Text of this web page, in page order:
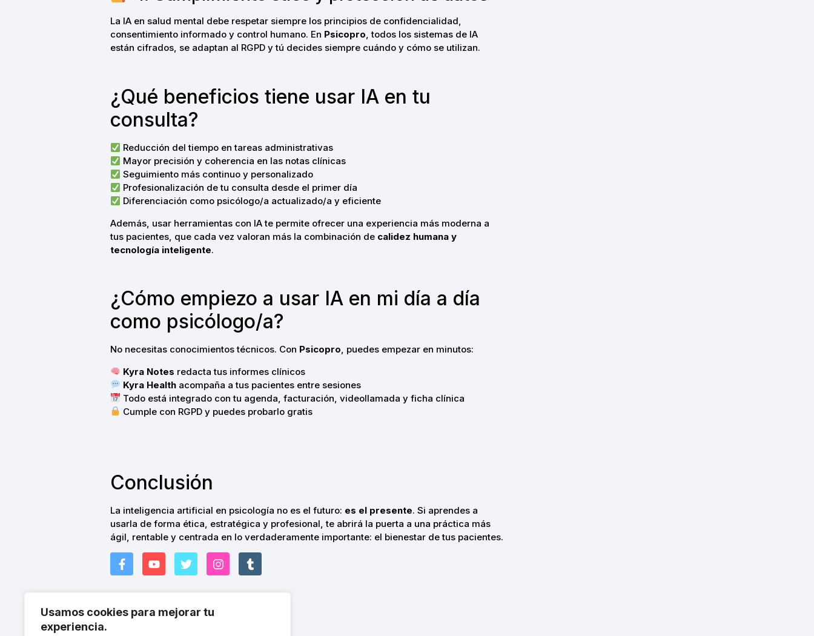
Usamos cookies para mejorar tu
experiencia.
La IA en salud mental debe respetar siempre los principios de confidencialidad,
consentimiento informado y control humano. En Psicopro, todos los sistemas de IA
están cifrados, se adaptan al RGPD y tú decides siempre cuándo y cómo se utilizan.
¿Qué beneficios tiene usar IA en tu
consulta?
Reducción del tiempo en tareas administrativas
Mayor precisión y coherencia en las notas clínicas
Seguimiento más continuo y personalizado
Profesionalización de tu consulta desde el primer día
Diferenciación como psicólogo/a actualizado/a y eficiente
Además, usar herramientas con IA te permite ofrecer una experiencia más moderna a
tus pacientes, que cada vez valoran más la combinación de calidez humana y
tecnología inteligente.
¿Cómo empiezo a usar IA en mi día a día
como psicólogo/a?
No necesitas conocimientos técnicos. Con Psicopro, puedes empezar en minutos:
Kyra Notes redacta tus informes clínicos
Kyra Health acompaña a tus pacientes entre sesiones
Todo está integrado con tu agenda, facturación, videollamada y ficha clínica
Cumple con RGPD y puedes probarlo gratis
Conclusión
La inteligencia artificial en psicología no es el futuro: es el presente. Si aprendes a
usarla de forma ética, estratégica y profesional, te abrirá la puerta a una práctica más
ágil, rentable y centrada en lo verdaderamente importante: el bienestar de tus pacientes.